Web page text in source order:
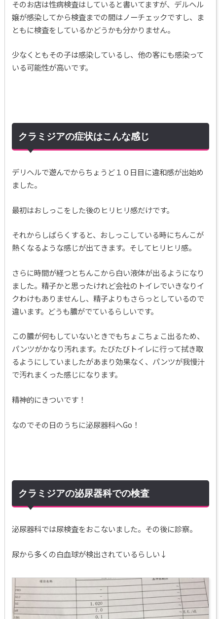
そのお店は性病検査はしていると書いてますが、デルヘル
嬢が感染してから検査までの間はノーチェックですし、ま
ともに検査をしているかどうかも分かりません。
少なくともその子は感染しているし、他の客にも感染って
いる可能性が高いです。
クラミジアの症状はこんな感じ
デリヘルで遊んでからちょうど１０日目に違和感が出始め
ました。
最初はおしっこをした後のヒリヒリ感だけです。
それからしばらくすると、おしっこしている時にちんこが
熱くなるような感じが出てきます。そしてヒリヒリ感。
さらに時間が経つとちんこから白い液体が出るようになり
ました。精子かと思ったけれど会社のトイレでいきなりイ
クわけもありませんし、精子よりもさらっとしているので
違います。どうも膿がでているらしいです。
この膿が何もしていないときでもちょこちょこ出るため、
パンツがかなり汚れます。たびたびトイレに行って拭き取
るようにしていましたがあまり効果なく、パンツが我慢汁
で汚れまくった感じになります。
精神的にきついです！
なのでその日のうちに泌尿器科へGo！
クラミジアの泌尿器科での検査
泌尿器科では尿検査をおこないました。その後に診察。
尿から多くの白血球が検出されているらしい↓